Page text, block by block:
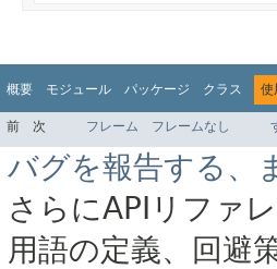
概要 モジュール パッケージ クラス 使
前 次 フレーム フレームなし
バグを報告する、
さらにAPIリファ
用語の定義、回避